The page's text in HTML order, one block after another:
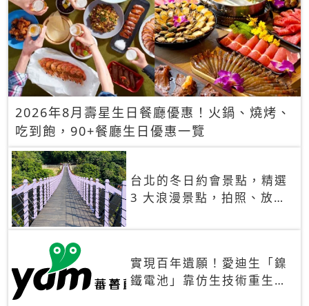
2026年8月壽星生日餐廳優惠！火鍋、燒烤、
吃到飽，90+餐廳生日優惠一覽
台北的冬日約會景點，精選
3 大浪漫景點，拍照、放閃
實現百年遺願！愛迪生「鎳
鐵電池」靠仿生技術重生